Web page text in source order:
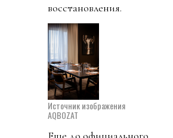
восстановления.
Источник изображения
AQBOZAT